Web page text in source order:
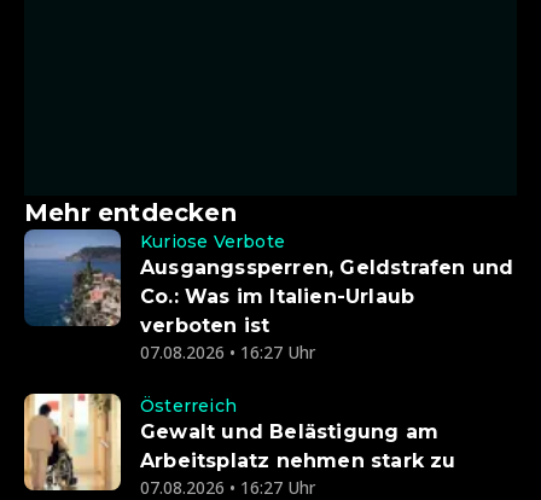
Mehr entdecken
Kuriose Verbote
Ausgangssperren, Geldstrafen und
Co.: Was im Italien-Urlaub
verboten ist
07.08.2026 • 16:27 Uhr
Österreich
Gewalt und Belästigung am
Arbeitsplatz nehmen stark zu
07.08.2026 • 16:27 Uhr